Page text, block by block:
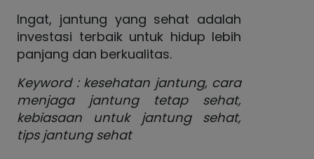
Ingat, jantung yang sehat adalah
investasi terbaik untuk hidup lebih
panjang dan berkualitas.
Keyword : kesehatan jantung, cara
menjaga jantung tetap sehat,
kebiasaan untuk jantung sehat,
tips jantung sehat